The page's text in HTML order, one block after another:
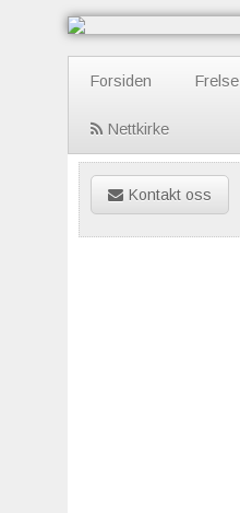
Forsiden Frelse
Nettkirke
Kontakt oss